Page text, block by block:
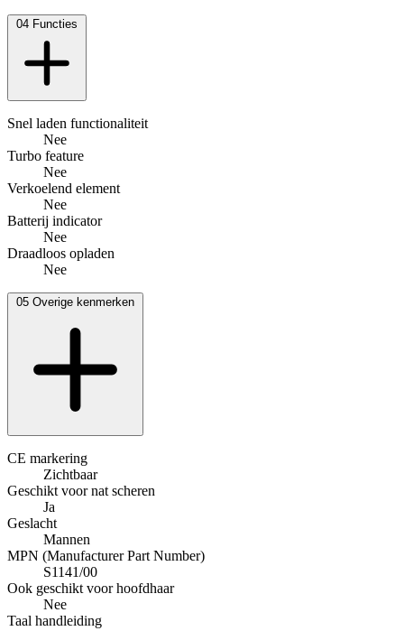
04 Functies
Snel laden functionaliteit
Nee
Turbo feature
Nee
Verkoelend element
Nee
Batterij indicator
Nee
Draadloos opladen
Nee
05 Overige kenmerken
CE markering
Zichtbaar
Geschikt voor nat scheren
Ja
Geslacht
Mannen
MPN (Manufacturer Part Number)
S1141/00
Ook geschikt voor hoofdhaar
Nee
Taal handleiding